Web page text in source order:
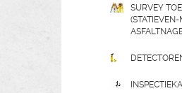
SURVEY